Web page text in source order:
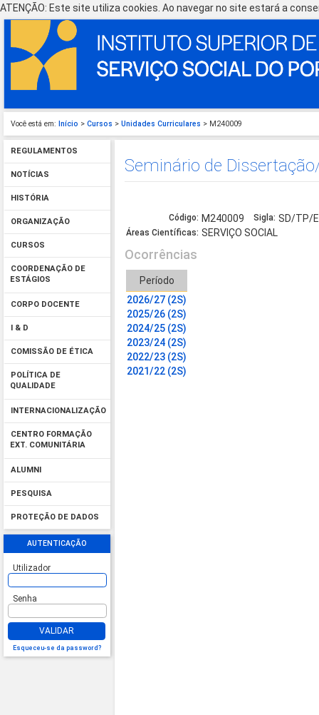
ATENÇÃO: Este site utiliza cookies. Ao navegar no site estará a
Você está em: Início > Cursos > Unidades Curriculares > M240009
REGULAMENTOS
NOTÍCIAS
HISTÓRIA
ORGANIZAÇÃO
CURSOS
COORDENAÇÃO DE
ESTÁGIOS
CORPO DOCENTE
I & D
COMISSÃO DE ÉTICA
POLÍTICA DE
QUALIDADE
INTERNACIONALIZAÇÃO
CENTRO FORMAÇÃO
EXT. COMUNITÁRIA
ALUMNI
PESQUISA
PROTEÇÃO DE DADOS
AUTENTICAÇÃO
Utilizador
Senha
VALIDAR
Esqueceu-se da password?
Seminário de
Código: M240009 Sigla: SD/TP/E
Áreas Científicas: SERVIÇO SOCIAL
Ocorrências
Período
2026/27 (2S)
2025/26 (2S)
2024/25 (2S)
2023/24 (2S)
2022/23 (2S)
2021/22 (2S)